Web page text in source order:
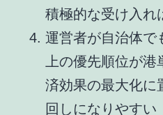
積極的な受け入れ
運営者が自治体で
上の優先順位が
済効果の最大化に
回しになりやすい